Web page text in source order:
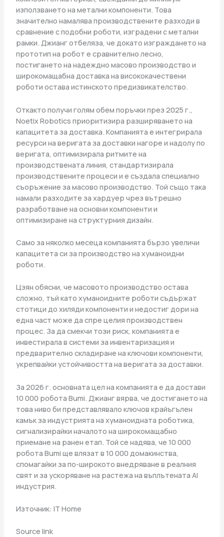
използването на метални компоненти. Това
значително намалява производствените разходи в
сравнение с подобни роботи, изградени с метални
рамки. Джианг отбеляза, че докато изграждането на
прототип на робот е сравнително лесно,
постигането на надеждно масово производство и
широкомащабна доставка на висококачествени
роботи остава истинското предизвикателство.
Откакто получи голям обем поръчки през 2025 г.,
Noetix Robotics приоритизира разширяването на
капацитета за доставка. Компанията е интегрирала
ресурси на веригата за доставки нагоре и надолу по
веригата, оптимизирала ритмите на
производствената линия, стандартизирала
производствените процеси и е създала специално
съоръжение за масово производство. Той също така
намали разходите за хардуер чрез вътрешно
разработване на основни компоненти и
оптимизиране на структурния дизайн.
Само за няколко месеца компанията бързо увеличи
капацитета си за производство на хуманоидни
роботи.
Цзян обясни, че масовото производство остава
сложно, тъй като хуманоидните роботи съдържат
стотици до хиляди компоненти и недостиг дори на
една част може да спре целия производствен
процес. За да смекчи този риск, компанията е
инвестирала в системи за инвентаризация и
предварително складиране на ключови компоненти,
укрепвайки устойчивостта на веригата за доставки.
За 2026 г. основната цел на компанията е да достави
10 000 робота Bumi. Джианг вярва, че достигането на
това ниво би представлявало ключов крайъгълен
камък за индустрията на хуманоидната роботика,
сигнализирайки началото на широкомащабно
приемане на ранен етап. Той се надява, че 10 000
робота Bumi ще влязат в 10 000 домакинства,
спомагайки за по-широкото внедряване в реалния
свят и за ускоряване на растежа на въплътената AI
индустрия.
Източник: IT Home
Source link